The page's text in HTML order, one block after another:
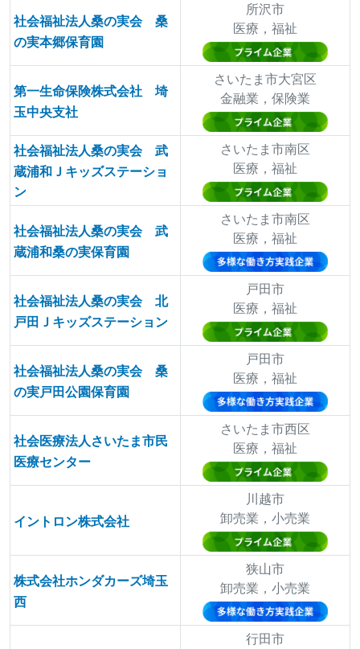
社会福祉法人桑の実会 桑
の実本郷保育園
所沢市
医療，福祉
第一生命保険株式会社 埼
玉中央支社
さいたま市大宮区
金融業，保険業
社会福祉法人桑の実会 武
蔵浦和Ｊキッズステーショ
ン
さいたま市南区
医療，福祉
社会福祉法人桑の実会 武
蔵浦和桑の実保育園
さいたま市南区
医療，福祉
社会福祉法人桑の実会 北
戸田Ｊキッズステーション
戸田市
医療，福祉
社会福祉法人桑の実会 桑
の実戸田公園保育園
戸田市
医療，福祉
社会医療法人さいたま市民
医療センター
さいたま市西区
医療，福祉
イントロン株式会社
川越市
卸売業，小売業
株式会社ホンダカーズ埼玉
西
狭山市
卸売業，小売業
行田市